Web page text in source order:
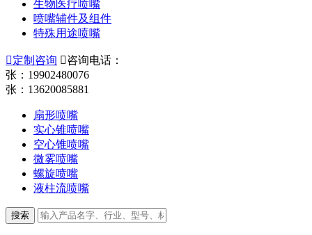
生物医疗喷嘴
喷嘴辅件及组件
特殊用途喷嘴
定制咨询 咨询电话：
张：19902480076
张：13620085881
扇形喷嘴
实心锥喷嘴
空心锥喷嘴
微雾喷嘴
螺旋喷嘴
液柱流喷嘴
搜索